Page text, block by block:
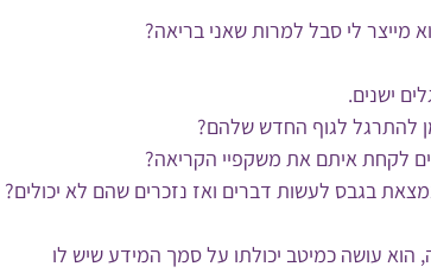
מייצר לי סבל למרות שאני בריאה?
ישנים.
להתרגל לגוף החדש שלהם?
לקחת איתם את משקפיי הקריאה?
בגבס לעשות דברים ואז נזכרים שהם לא יכולים?
הוא עושה כמיטב יכולתו על סמך המידע שיש לו